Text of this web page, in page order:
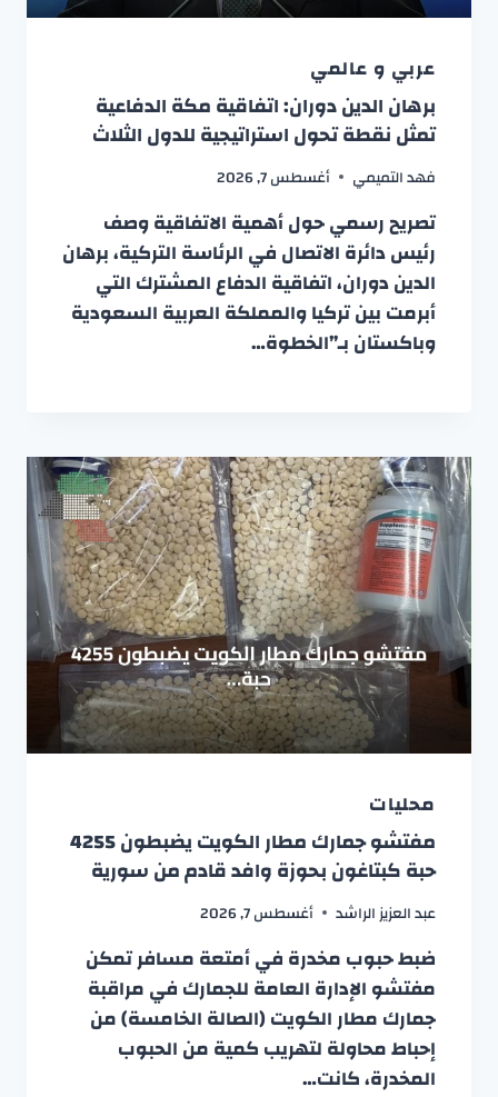
عربي و عالمي
برهان الدين دوران: اتفاقية مكة الدفاعية
تمثل نقطة تحول استراتيجية للدول الثلاث
فهد التميمي أغسطس 7, 2026
تصريح رسمي حول أهمية الاتفاقية وصف
رئيس دائرة الاتصال في الرئاسة التركية، برهان
الدين دوران، اتفاقية الدفاع المشترك التي
أبرمت بين تركيا والمملكة العربية السعودية
وباكستان بـ”الخطوة…
محليات
مفتشو جمارك مطار الكويت يضبطون 4255
حبة كبتاغون بحوزة وافد قادم من سورية
عبد العزيز الراشد أغسطس 7, 2026
ضبط حبوب مخدرة في أمتعة مسافر تمكن
مفتشو الإدارة العامة للجمارك في مراقبة
جمارك مطار الكويت (الصالة الخامسة) من
إحباط محاولة لتهريب كمية من الحبوب
المخدرة، كانت…